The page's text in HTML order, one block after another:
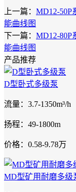
上一篇： MD12-50P
能曲线图
下一篇： MD12-80P
能曲线图
产品推荐
D型卧式多级泵
流量：3.7-1350m³/h
扬程：49-1800m
价格：0.58-9.78万
MD型矿用耐磨多级